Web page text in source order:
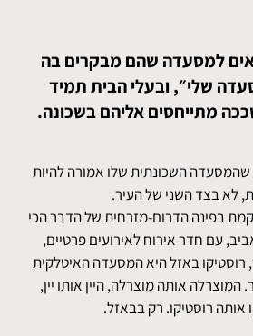
למסעדה שהם מבקרים בה
שלי״, ובעלי הבית תמיד
מתייחסים אליהם בשכונה.
שהמסעדה השכונתית שלו אמורה להיות
לא בצד השני של העיר.
בפינה הדרום-מזרחית של הדבר הכי
עם חדר אירוח לאירועים פרטיים,
רוסטיקו באזל היא המסעדה האיטלקית
אותה מוצרלה, היין אותו יין,
אותה רוסטיקו. רק בבאזל.